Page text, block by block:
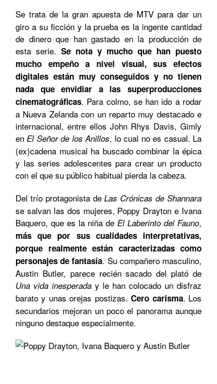
Se trata de la gran apuesta de MTV para dar un
giro a su ficción y la prueba es la ingente cantidad
de dinero que han gastado en la producción de
esta serie. Se nota y mucho que han puesto
mucho empeño a nivel visual, sus efectos
digitales están muy conseguidos y no tienen
nada que envidiar a las superproducciones
cinematográficas. Para colmo, se han ido a rodar
a Nueva Zelanda con un reparto muy destacado e
internacional, entre ellos John Rhys Davis, Gimly
en El Señor de los Anillos, lo cual no es casual. La
(ex)cadena musical ha buscado combinar la épica
y las series adolescentes para crear un producto
con el que su público habitual pierda la cabeza.
Del trío protagonista deLas Crónicas de Shannara
se salvan las dos mujeres, Poppy Drayton e Ivana
Baquero, que es la niña de El Laberinto del Fauno,
más que por sus cualidades interpretativas,
porque realmente están caracterizadas como
personajes de fantasía. Su compañero masculino,
Austin Butler, parece recién sacado del plató de
Una vida inesperada y le han colocado un disfraz
barato y unas orejas postizas.Cero carisma. Los
secundarios mejoran un poco el panorama aunque
ninguno destaque especialmente.